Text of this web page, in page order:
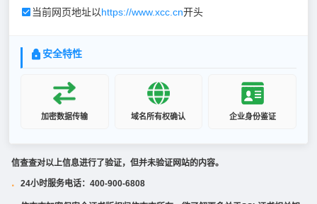
当前网页地址以https://www.xcc.cn开头
安全特性
加密数据传输 域名所有权确认 企业身份鉴证
信查查对以上信息进行了验证，但并未验证网站的内容。
· 24小时服务电话：400-900-6808